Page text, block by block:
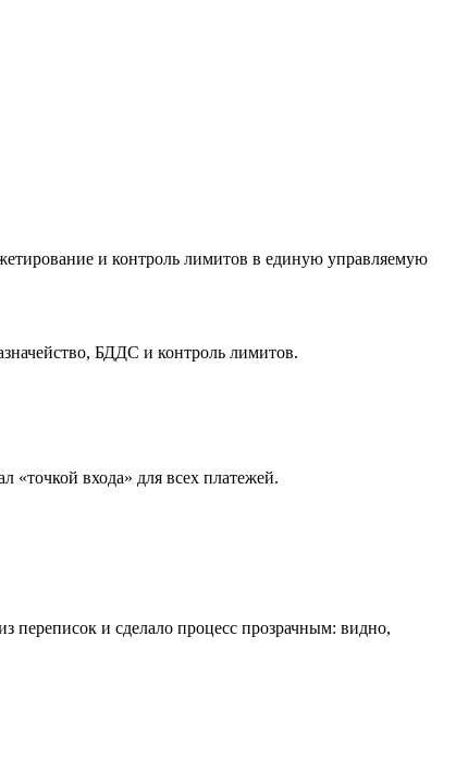
и контроль лимитов в единую управляемую
БДДС и контроль лимитов.
входа» для всех платежей.
переписок и сделало процесс прозрачным: видно,